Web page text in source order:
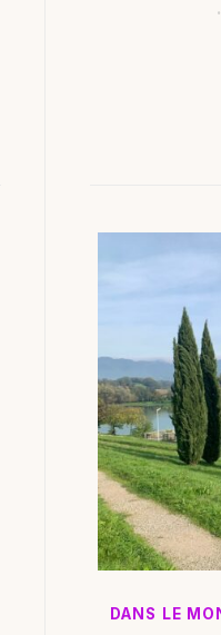
DANS LE